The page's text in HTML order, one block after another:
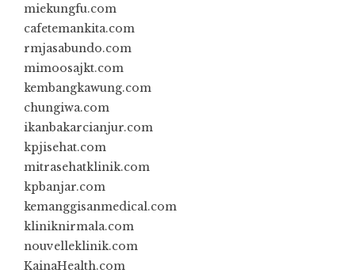
miekungfu.com
cafetemankita.com
rmjasabundo.com
mimoosajkt.com
kembangkawung.com
chungiwa.com
ikanbakarcianjur.com
kpjisehat.com
mitrasehatklinik.com
kpbanjar.com
kemanggisanmedical.com
kliniknirmala.com
nouvelleklinik.com
KainaHealth.com